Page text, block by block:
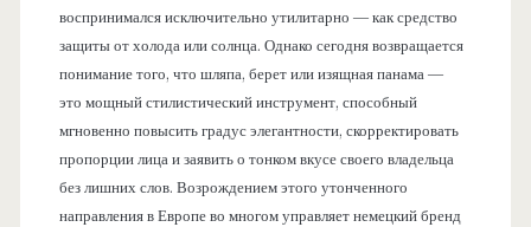
воспринимался исключительно утилитарно — как средство
защиты от холода или солнца. Однако сегодня возвращается
понимание того, что шляпа, берет или изящная панама —
это мощный стилистический инструмент, способный
мгновенно повысить градус элегантности, скорректировать
пропорции лица и заявить о тонком вкусе своего владельца
без лишних слов. Возрождением этого утонченного
направления в Европе во многом управляет немецкий бренд